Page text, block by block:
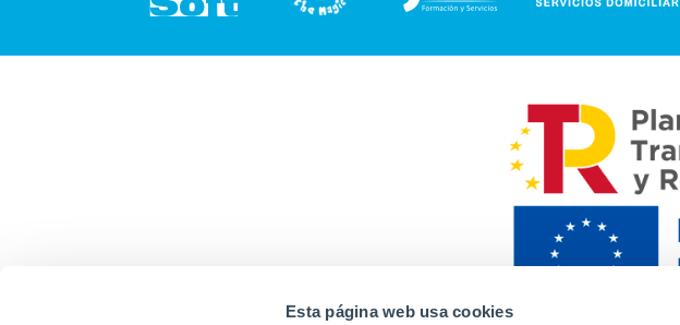
Esta página web usa cookies